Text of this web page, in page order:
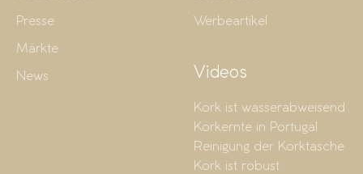
Presse
Märkte
News
Werbeartikel
Videos
Kork ist wasserabweisend
Korkernte in Portugal
Reinigung der Korktasche
Kork ist robust